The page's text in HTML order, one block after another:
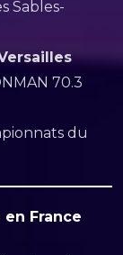
Sables-
70.3
du
France